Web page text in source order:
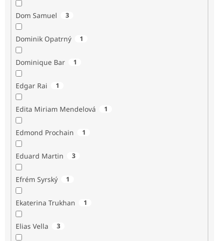
Dom Samuel 3
Dominik Opatrný 1
Dominique Bar 1
Edgar Rai 1
Edita Miriam Mendelová 1
Edmond Prochain 1
Eduard Martin 3
Efrém Syrský 1
Ekaterina Trukhan 1
Elias Vella 3